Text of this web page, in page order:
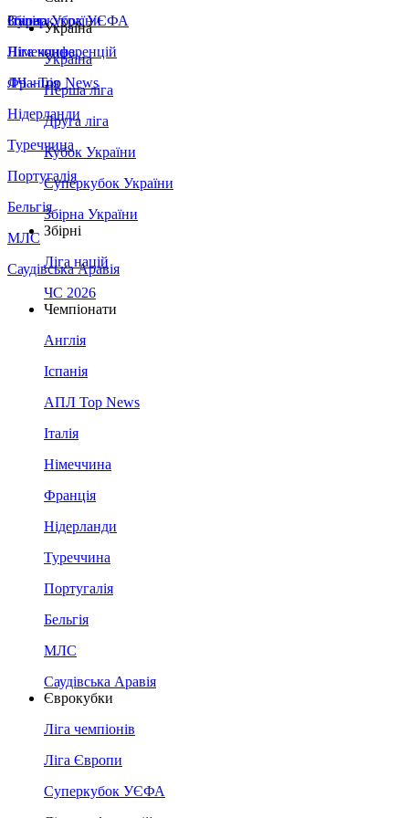
Збірна України
Італія
Німеччина
Франція
Нідерланди
Туреччина
Португалія
Бельгія
МЛС
Саудівська Аравія
Суперкубок УЄФА
Ліга конференцій
ЛЧ - Top News
Україна
Україна
Перша ліга
Друга ліга
Кубок України
Суперкубок України
Збірна України
Збірні
Ліга націй
ЧС 2026
Чемпіонати
Англія
Іспанія
АПЛ Top News
Італія
Німеччина
Франція
Нідерланди
Туреччина
Португалія
Бельгія
МЛС
Саудівська Аравія
Єврокубки
Ліга чемпіонів
Ліга Європи
Суперкубок УЄФА